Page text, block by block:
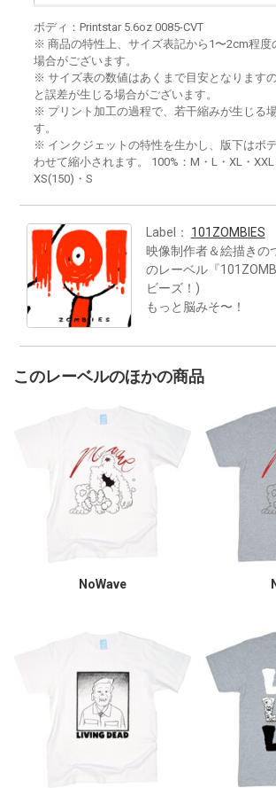
ボディ：Printstar 5.6oz 0085-CVT
※ 商品の特性上、サイズ表記から1〜2cm程度
場合がございます。
※ サイズ表の数値はあくまで目安となります
と誤差が生じる場合がございます。
※ プリント加工の過程で、若干縮みが生じる
す。
※ インクジェットの特性を生かし、版下はボ
わせて縮小されます。 100%：M・L・XL・XXL
XS(150)・S
Label： 101ZOMBIES
映像制作者＆絵描き
のレーベル『
ビーズ！)
もっと脳みそ〜！
このレーベルのほかの商品
NoWave